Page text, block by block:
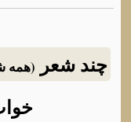
چند شعر (همه